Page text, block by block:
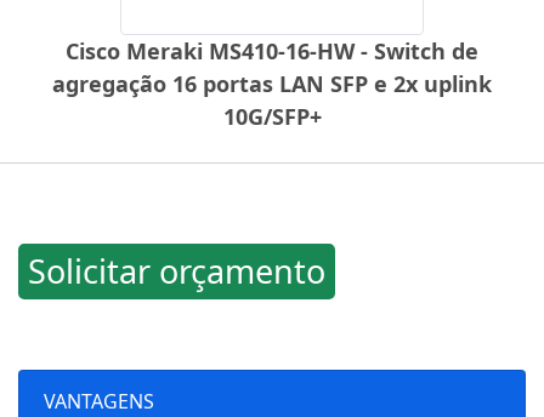
Cisco Meraki MS410-16-HW - Switch de
agregação 16 portas LAN SFP e 2x uplink
10G/SFP+
Solicitar orçamento
VANTAGENS